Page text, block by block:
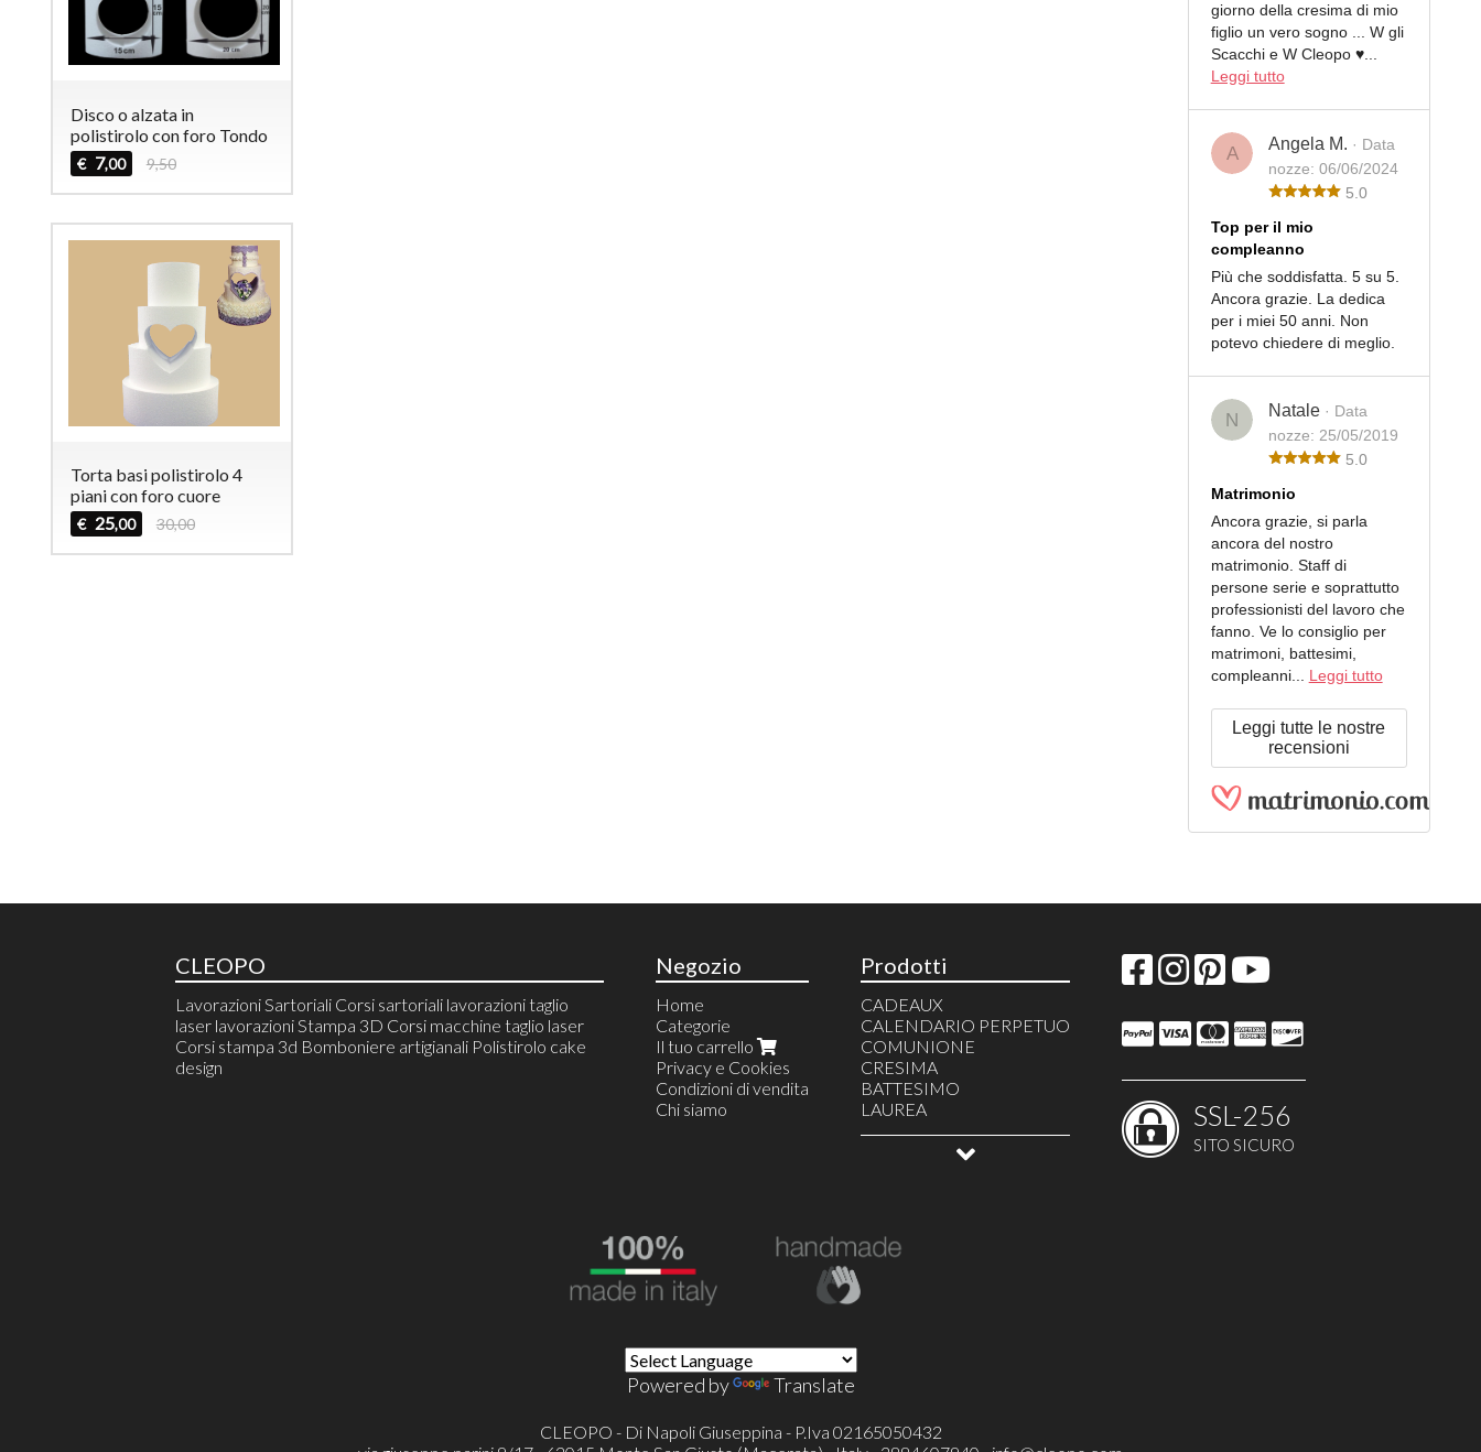
Disco o alzata in
polistirolo con foro Tondo
€ 7,00 9,50
Torta basi polistirolo 4
piani con foro cuore
€ 25,00 30,00
giorno della cresima di mio
figlio un vero sogno ... W gli
Scacchi e W Cleopo ♥️...
Leggi tutto
A Angela M. · Data
nozze: 06/06/2024
5.0
Top per il mio
compleanno
Più che soddisfatta. 5 su 5.
Ancora grazie. La dedica
per i miei 50 anni. Non
potevo chiedere di meglio.
N Natale · Data
nozze: 25/05/2019
5.0
Matrimonio
Ancora grazie, si parla
ancora del nostro
matrimonio. Staff di
persone serie e soprattutto
professionisti del lavoro che
fanno. Ve lo consiglio per
matrimoni, battesimi,
compleanni... Leggi tutto
Leggi tutte le nostre
recensioni
CLEOPO
Lavorazioni Sartoriali Corsi sartoriali lavorazioni taglio
laser lavorazioni Stampa 3D Corsi macchine taglio laser
Corsi stampa 3d Bomboniere artigianali Polistirolo cake
design
Negozio
Home
Categorie
Il tuo carrello
Privacy e Cookies
Condizioni di vendita
Chi siamo
Prodotti
CADEAUX
CALENDARIO PERPETUO
COMUNIONE
CRESIMA
BATTESIMO
LAUREA
COMPLEANNO
ALLESTIMENTI EVENTI
PARTY A TEMA
SSL-256
SITO SICURO
Powered by Translate
CLEOPO - Di Napoli Giuseppina - P.Iva 02165050432